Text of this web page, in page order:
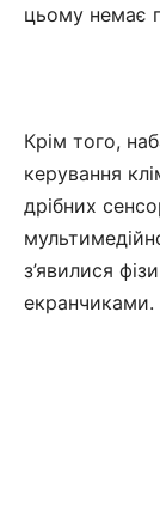
цьому немає
Крім того,
керування
дрібних
з’явилися
екранчиками.